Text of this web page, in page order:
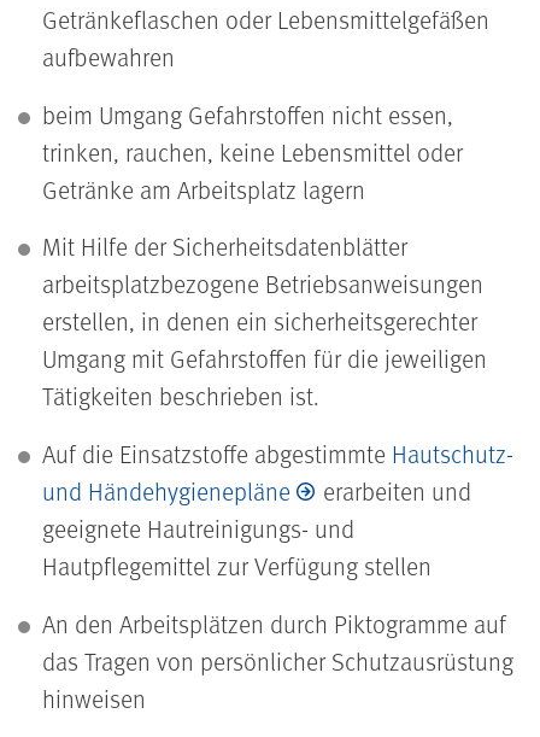
Getränkeflaschen oder Lebensmittelgefäßen
aufbewahren
beim Umgang Gefahrstoffen nicht essen,
trinken, rauchen, keine Lebensmittel oder
Getränke am Arbeitsplatz lagern
Mit Hilfe der Sicherheitsdatenblätter
arbeitsplatzbezogene Betriebsanweisungen
erstellen, in denen ein sicherheitsgerechter
Umgang mit Gefahrstoffen für die jeweiligen
Tätigkeiten beschrieben ist.
Auf die Einsatzstoffe abgestimmte Hautschutz-
und Händehygienepläne
erarbeiten und
geeignete Hautreinigungs- und
Hautpflegemittel zur Verfügung stellen
An den Arbeitsplätzen durch Piktogramme auf
das Tragen von persönlicher Schutzausrüstung
hinweisen